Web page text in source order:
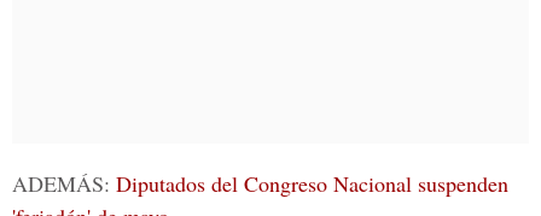
ADEMÁS: Diputados del Congreso Nacional suspenden